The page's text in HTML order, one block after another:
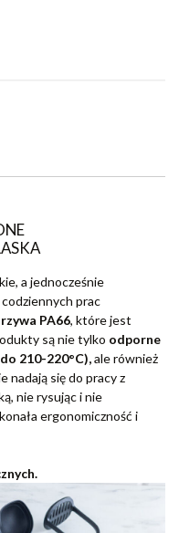
a jednocześnie
prac
PA66, które jest
są nie tylko odporne
210-220°C),ale również
nadają się do pracy z
nie rysując i nie
ergonomiczność i